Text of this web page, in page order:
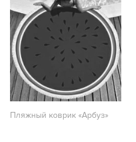
Пляжный коврик «Арбуз»